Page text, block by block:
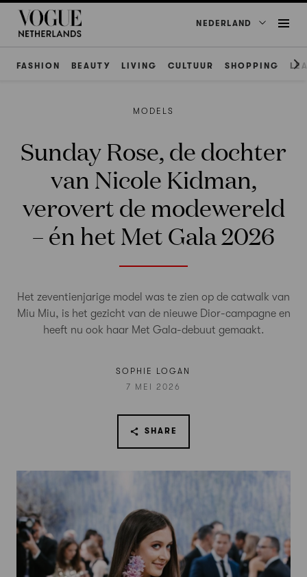
NEDERLAND
FASHION BEAUTY LIVING CULTUUR SHOPPING
MODELS
Sunday Rose, de dochter
van Nicole Kidman,
verovert de modewereld
– én het Met Gala 2026
Het zeventienjarige model was te zien op de catwalk van
Miu Miu, is het gezicht van de nieuwe Dior-campagne en
heeft nu ook haar Met Gala-debuut gemaakt.
SOPHIE LOGAN
7 MEI 2026
SHARE